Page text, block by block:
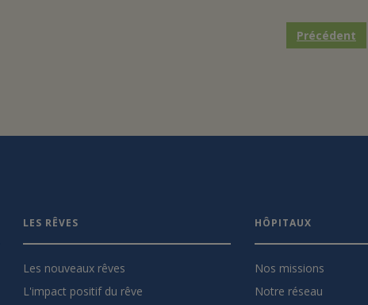
Précédent
LES RÊVES
Les nouveaux rêves
L'impact positif du rêve
HÔPITAUX
Nos missions
Notre réseau